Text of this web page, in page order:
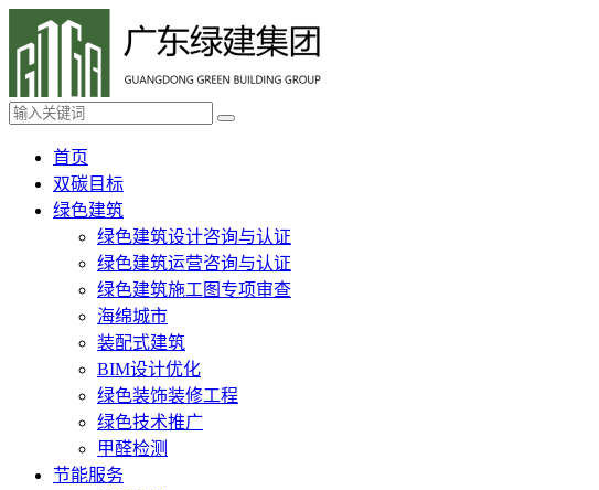
首页
双碳目标
绿色建筑
绿色建筑设计咨询与认证
绿色建筑运营咨询与认证
绿色建筑施工图专项审查
海绵城市
装配式建筑
BIM设计优化
绿色装饰装修工程
绿色技术推广
甲醛检测
节能服务